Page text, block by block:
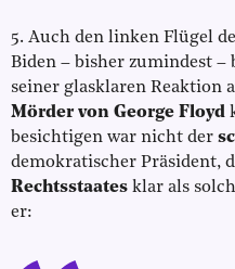
5. Auch den linken Flügel
Biden – bisher zumindest
seiner glasklaren Reaktion
Mörder von George Floyd
besichtigen war nicht der
demokratischer Präsident,
Rechtsstaates klar als
er: